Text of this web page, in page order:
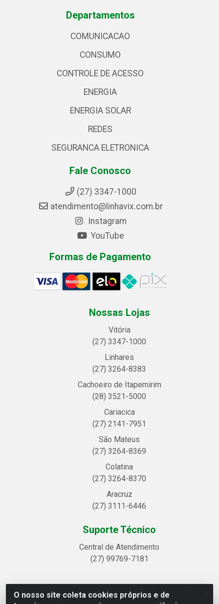
O nosso site coleta cookies próprios e de
Departamentos
COMUNICACAO
CONSUMO
CONTROLE DE ACESSO
ENERGIA
ENERGIA SOLAR
REDES
SEGURANCA ELETRONICA
Fale Conosco
(27) 3347-1000
atendimento@linhavix.com.br
Instagram
YouTube
Formas de Pagamento
Nossas Lojas
Vitória
(27) 3347-1000
Linhares
(27) 3264-8383
Cachoeiro de Itapemirim
(28) 3521-5000
Cariacica
(27) 2141-7951
São Mateus
(27) 3264-8369
Colatina
(27) 3264-8370
Aracruz
(27) 3111-6446
Suporte Técnico
Central de Atendimento
(27) 99769-7181
Linhavix Distribuidora LTDA - Avenida Alegre, 2521 -